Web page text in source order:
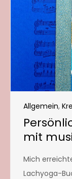
Allgemein,
mit
Mich
Lachyoga-